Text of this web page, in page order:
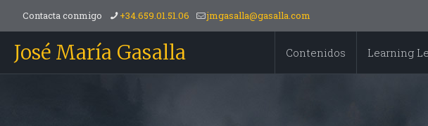
Contacta conmigo +34.659.01.51.06 jmgasalla@gasalla.com
José María Gasalla Contenidos Learning